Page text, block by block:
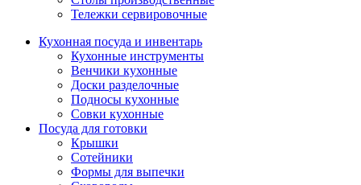
Тележки сервировочные
Кухонная посуда и инвентарь
Кухонные инструменты
Венчики кухонные
Доски разделочные
Подносы кухонные
Совки кухонные
Посуда для готовки
Крышки
Сотейники
Формы для выпечки